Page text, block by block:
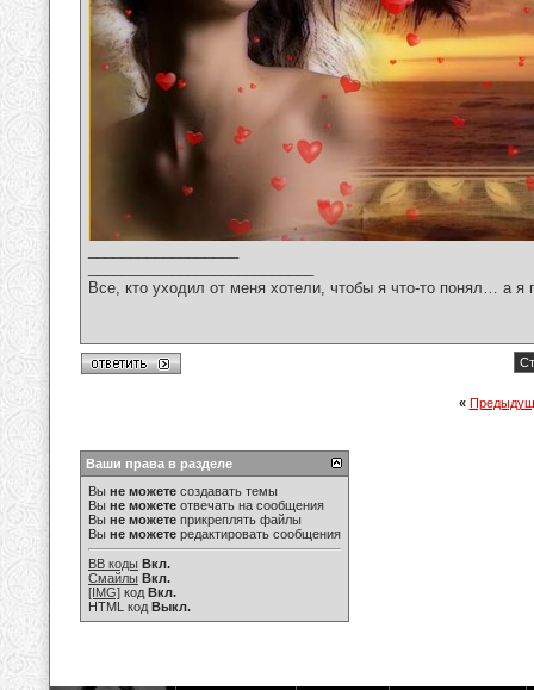
Все, кто уходил от меня хотели, чтобы я что-то понял… а
«
Ваши права в разделе
Вы не можете создавать темы
Вы не можете отвечать на сообщения
Вы не можете прикреплять файлы
Вы не можете редактировать сообщения
BB коды Вкл.
Смайлы Вкл.
[IMG] код Вкл.
HTML код Выкл.